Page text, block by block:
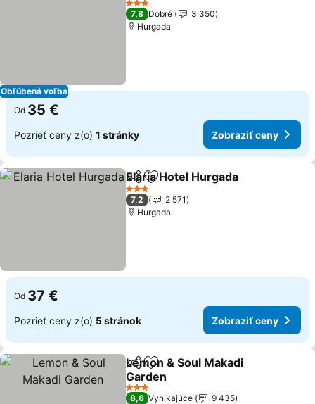
Obľúbená voľba
3 Počet hviezdičiek
7,8 Dobré
3 350
Hurgada
Od 35 €
Pozrieť ceny z(o) 1 stránky Zobraziť ceny
ZdieľaťPridať do obľúbených
Elaria Hotel Hurgada
3 Počet hviezdičiek
7,2
2 571
Hurgada
Od 37 €
Pozrieť ceny z(o) 5 stránok Zobraziť ceny
ZdieľaťPridať do obľúbených
Lemon & Soul Makadi
Garden
3 Počet hviezdičiek
8,6 Vynikajúce
9 435